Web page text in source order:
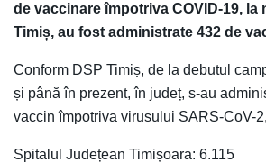
de vaccinare împotriva COVID-19,
Timiș, au fost administrate 432 de
Conform DSP Timiș, de la debutul
și până în prezent, în județ, s-au
vaccin împotriva virusului SARS-CoV-
Spitalul Județean Timișoara: 6.115